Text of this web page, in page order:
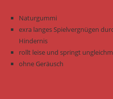
Naturgummi
exra langes Spielvergnügen
Hindernis
rollt leise und springt
ohne Geräusch